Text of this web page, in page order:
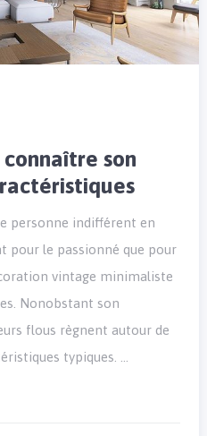
son
personne indifférent en
pour le passionné que pour
vintage minimaliste
Nonobstant son
flous règnent autour de
typiques. …